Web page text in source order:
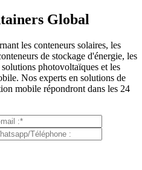
Global
les conteneurs solaires, les
de stockage d'énergie, les
photovoltaïques et les
Nos experts en solutions de
mobile répondront dans les 24